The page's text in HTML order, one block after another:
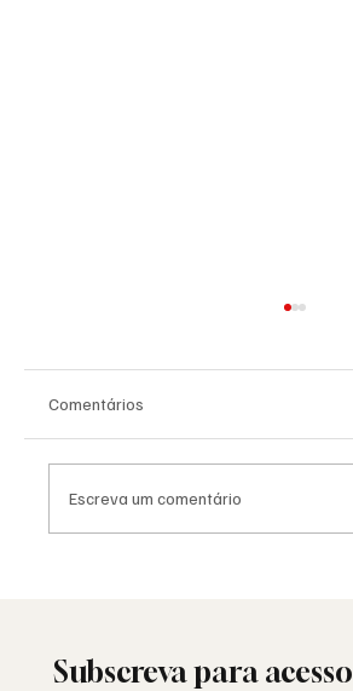
Comentários
Escreva um comentário
Subscreva para acesso